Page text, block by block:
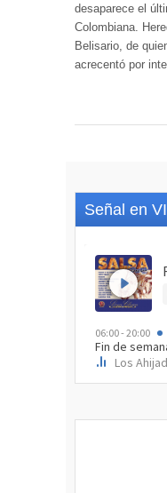
desaparece el
Colombiana.
Belisario, de
acrecentó por
Señal en